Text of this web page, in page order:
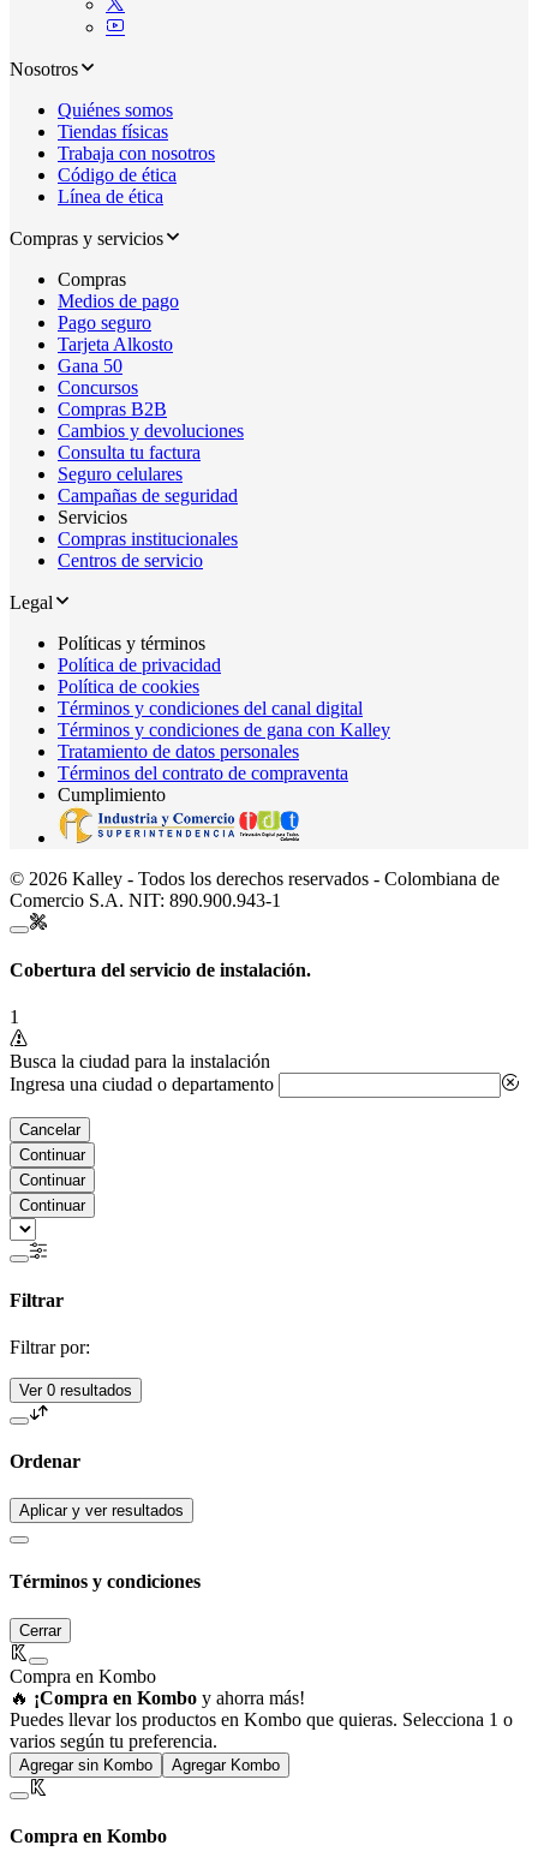
Nosotros
Quiénes somos
Tiendas físicas
Trabaja con nosotros
Código de ética
Línea de ética
Compras y servicios
Compras
Medios de pago
Pago seguro
Tarjeta Alkosto
Gana 50
Concursos
Compras B2B
Cambios y devoluciones
Consulta tu factura
Seguro celulares
Campañas de seguridad
Servicios
Compras institucionales
Centros de servicio
Legal
Políticas y términos
Política de privacidad
Política de cookies
Términos y condiciones del canal digital
Términos y condiciones de gana con Kalley
Tratamiento de datos personales
Términos del contrato de compraventa
Cumplimiento
© 2026 Kalley - Todos los derechos reservados - Colombiana de
Comercio S.A. NIT: 890.900.943-1
Cobertura del servicio de instalación.
1
Busca la ciudad para la instalación
Ingresa una ciudad o departamento
Cancelar
Continuar
Continuar
Continuar
Filtrar
Filtrar por:
Ver 0 resultados
Ordenar
Aplicar y ver resultados
Términos y condiciones
Cerrar
Compra en Kombo
🔥 ¡Compra en Kombo y ahorra más!
Puedes llevar los productos en Kombo que quieras. Selecciona 1 o
varios según tu preferencia.
Agregar sin Kombo Agregar Kombo
Compra en Kombo